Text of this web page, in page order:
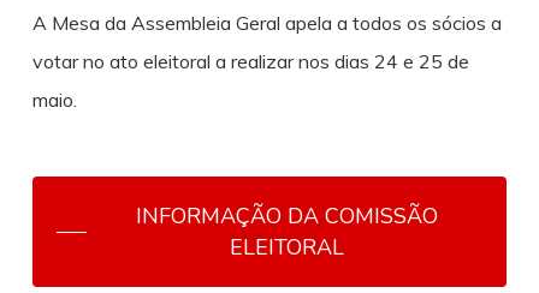
A Mesa da Assembleia Geral apela a todos os sócios a
votar no ato eleitoral a realizar nos dias 24 e 25 de
maio.
INFORMAÇÃO DA COMISSÃO
ELEITORAL